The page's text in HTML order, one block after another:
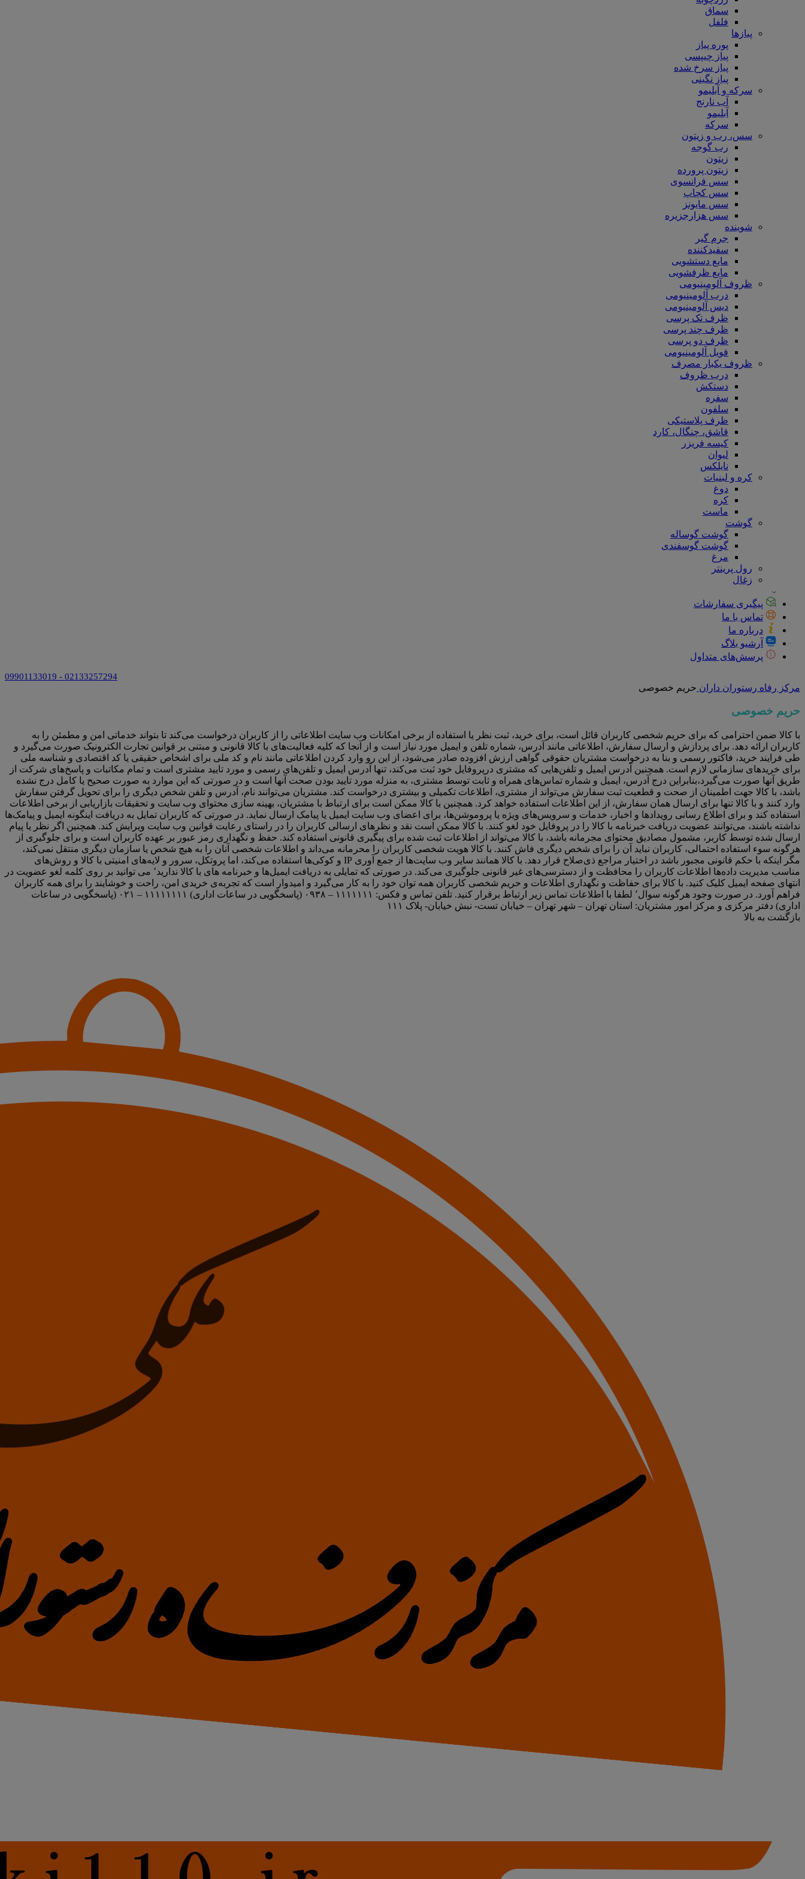
سماق
فلفل
پیازها
پوره پیاز
پیاز چیپسی
پیاز سرخ شده
پیاز نگینی
سرکه و آبلیمو
آب نارنج
آبلیمو
سرکه
سس، رب و زیتون
رب گوجه
زیتون
زیتون پرورده
سس فرانسوی
سس کچاپ
سس مایونز
سس هزارجزیره
شوینده
جرم گیر
سفیدکننده
مایع دستشویی
مایع ظرفشویی
ظروف آلومینیومی
درب آلومینیومی
دیس آلومینیومی
ظرف تک پرسی
ظرف چند پرسی
ظرف دو پرسی
فویل آلومینیومی
ظروف یکبار مصرف
درب ظروف
دستکش
سفره
سلفون
ظرف پلاستیکی
قاشق، چنگال، کارد
کیسه فریزر
لیوان
نایلکس
کره و لبنیات
دوغ
کره
ماست
گوشت
گوشت گوساله
گوشت گوسفندی
مرغ
رول پرینتر
زغال
پیگیری سفارشات
تماس با ما
درباره ما
آرشیو بلاگ
پرسش‌های متداول
09901133019 - 02133257294
مرکز رفاه رستوران داران حریم خصوصی
حریم خصوصی
با کالا ضمن احترامی که برای حریم شخصی کاربران قائل است، برای خرید، ثبت نظر یا استفاده از برخی امکانات وب سایت اطلاعاتی را از کاربران درخواست می‌کند تا بتواند خدماتی امن و مطمئن را به
کاربران ارائه دهد. برای پردازش و ارسال سفارش، اطلاعاتی مانند آدرس، شماره تلفن و ایمیل مورد نیاز است و از آنجا که کلیه فعالیت‌های با کالا قانونی و مبتنی بر قوانین تجارت الکترونیک صورت می‌گیرد و
طی فرایند خرید، فاکتور رسمی و بنا به درخواست مشتریان حقوقی گواهی ارزش افزوده صادر می‌شود، از این رو وارد کردن اطلاعاتی مانند نام و کد ملی برای اشخاص حقیقی یا کد اقتصادی و شناسه ملی
برای خریدهای سازمانی لازم است. همچنین آدرس ایمیل و تلفن‌هایی که مشتری درپروفایل خود ثبت می‌کند، تنها آدرس ایمیل و تلفن‌های رسمی و مورد تایید مشتری است و تمام مکاتبات و پاسخ‌های شرکت از
طریق آنها صورت می‌گیرد،بنابراین درج آدرس، ایمیل و شماره تماس‌های همراه و ثابت توسط مشتری، به منزله مورد تایید بودن صحت آنها است و در صورتی که این موارد به صورت صحیح یا کامل درج نشده
باشد، با کالا جهت اطمینان از صحت و قطعیت ثبت سفارش می‌تواند از مشتری، اطلاعات تکمیلی و بیشتری درخواست کند. مشتریان می‌توانند نام، آدرس و تلفن شخص دیگری را برای تحویل گرفتن سفارش
وارد کنند و با کالا تنها برای ارسال همان سفارش، از این اطلاعات استفاده خواهد کرد. همچنین با کالا ممکن است برای ارتباط با مشتریان، بهینه سازی محتوای وب سایت و تحقیقات بازاریابی از برخی اطلاعات
استفاده کند و برای اطلاع رسانی رویدادها و اخبار، خدمات و سرویس‌های ویژه یا پروموشن‌ها، برای اعضای وب سایت ایمیل یا پیامک ارسال نماید. در صورتی که کاربران تمایل به دریافت اینگونه ایمیل و پیامک‌ها
نداشته باشند، می‌توانند عضویت دریافت خبرنامه با کالا را در پروفایل خود لغو کنند. با کالا ممکن است نقد و نظرهای ارسالی کاربران را در راستای رعایت قوانین وب سایت ویرایش کند. همچنین اگر نظر یا پیام
ارسال شده توسط کاربر، مشمول مصادیق محتوای مجرمانه باشد، با کالا می‌تواند از اطلاعات ثبت شده برای پیگیری قانونی استفاده کند. حفظ و نگهداری رمز عبور بر عهده کاربران است و برای جلوگیری از
هرگونه سوء استفاده احتمالی، کاربران نباید آن را برای شخص دیگری فاش کنند. با کالا هویت شخصی کاربران را محرمانه می‌داند و اطلاعات شخصی آنان را به هیچ شخص یا سازمان دیگری منتقل نمی‌کند،
مگر اینکه با حکم قانونی مجبور باشد در اختیار مراجع ذی‌صلاح قرار دهد. با کالا همانند سایر وب سایت‌ها از جمع آوری IP و کوکی‌ها استفاده می‌کند، اما پروتکل، سرور و لایه‌های امنیتی با کالا و روش‌های
مناسب مدیریت داده‌ها اطلاعات کاربران را محافظت و از دسترسی‌های غیر قانونی جلوگیری می‌کند. در صورتی که تمایلی به دریافت ایمیل‌ها و خبرنامه های با کالا ندارید٬ می توانید بر روی کلمه لغو عضویت در
انتهای صفحه ایمیل کلیک کنید. با کالا برای حفاظت و نگهداری اطلاعات و حریم شخصی کاربران همه توان خود را به کار می‌گیرد و امیدوار است که تجربه‌ی خریدی امن، راحت و خوشایند را برای همه کاربران
فراهم آورد. در صورت وجود هرگونه سوال٬ لطفا با اطلاعات تماس زیر ارتباط برقرار کنید. تلفن تماس و فکس: ۱۱۱۱۱۱۱ – ۰۹۳۸ (پاسخگویی در ساعات اداری) ۱۱۱۱۱۱۱۱ – ۰۲۱ (پاسخگویی در ساعات
اداری) دفتر مرکزی و مرکز امور مشتریان: استان تهران – شهر تهران – خیابان تست- نبش خیابان- پلاک ۱۱۱
بازگشت به بالا